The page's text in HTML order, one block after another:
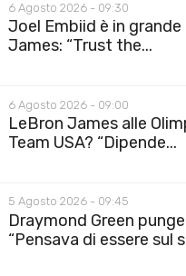
6 Agosto 2026 - 09:30
Joel Embiid è in
James: “Trust the...
6 Agosto 2026 - 09:00
LeBron James alle
Team USA? “Dipende...
5 Agosto 2026 - 09:45
Draymond Green
“Pensava di essere sul